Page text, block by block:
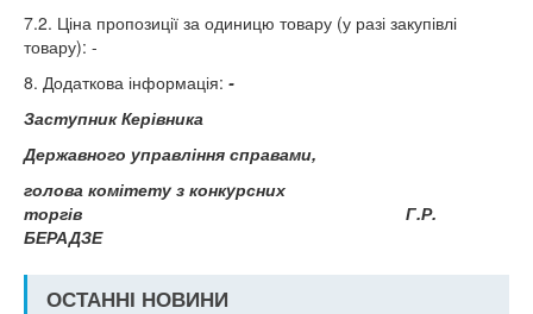
7.2. Ціна пропозиції за одиницю товару (у разі закупівлі
товару): -
8. Додаткова інформація: -
Заступник Керівника
Державного управління справами,
голова комітету з конкурсних
торгів Г.Р.
БЕРАДЗЕ
ОСТАННІ НОВИНИ